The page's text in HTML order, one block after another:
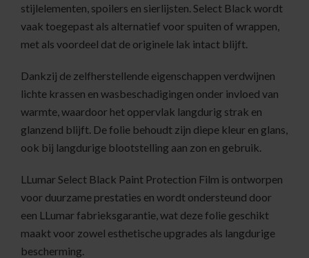
stijlelementen, spoilers en sierlijsten. Select Black wordt
vaak toegepast als alternatief voor spuiten of wrappen,
met als voordeel dat de originele lak intact blijft.
Dankzij de zelfherstellende eigenschappen verdwijnen
lichte krassen en wasbeschadigingen onder invloed van
warmte, waardoor het oppervlak langdurig strak en
glanzend blijft. De folie behoudt zijn diepe kleur en glans,
ook bij langdurige blootstelling aan zon en gebruik.
LLumar Select Black Paint Protection Film is ontworpen
voor duurzame prestaties en wordt ondersteund door
een LLumar fabrieksgarantie, wat deze folie geschikt
maakt voor zowel esthetische upgrades als langdurige
bescherming.